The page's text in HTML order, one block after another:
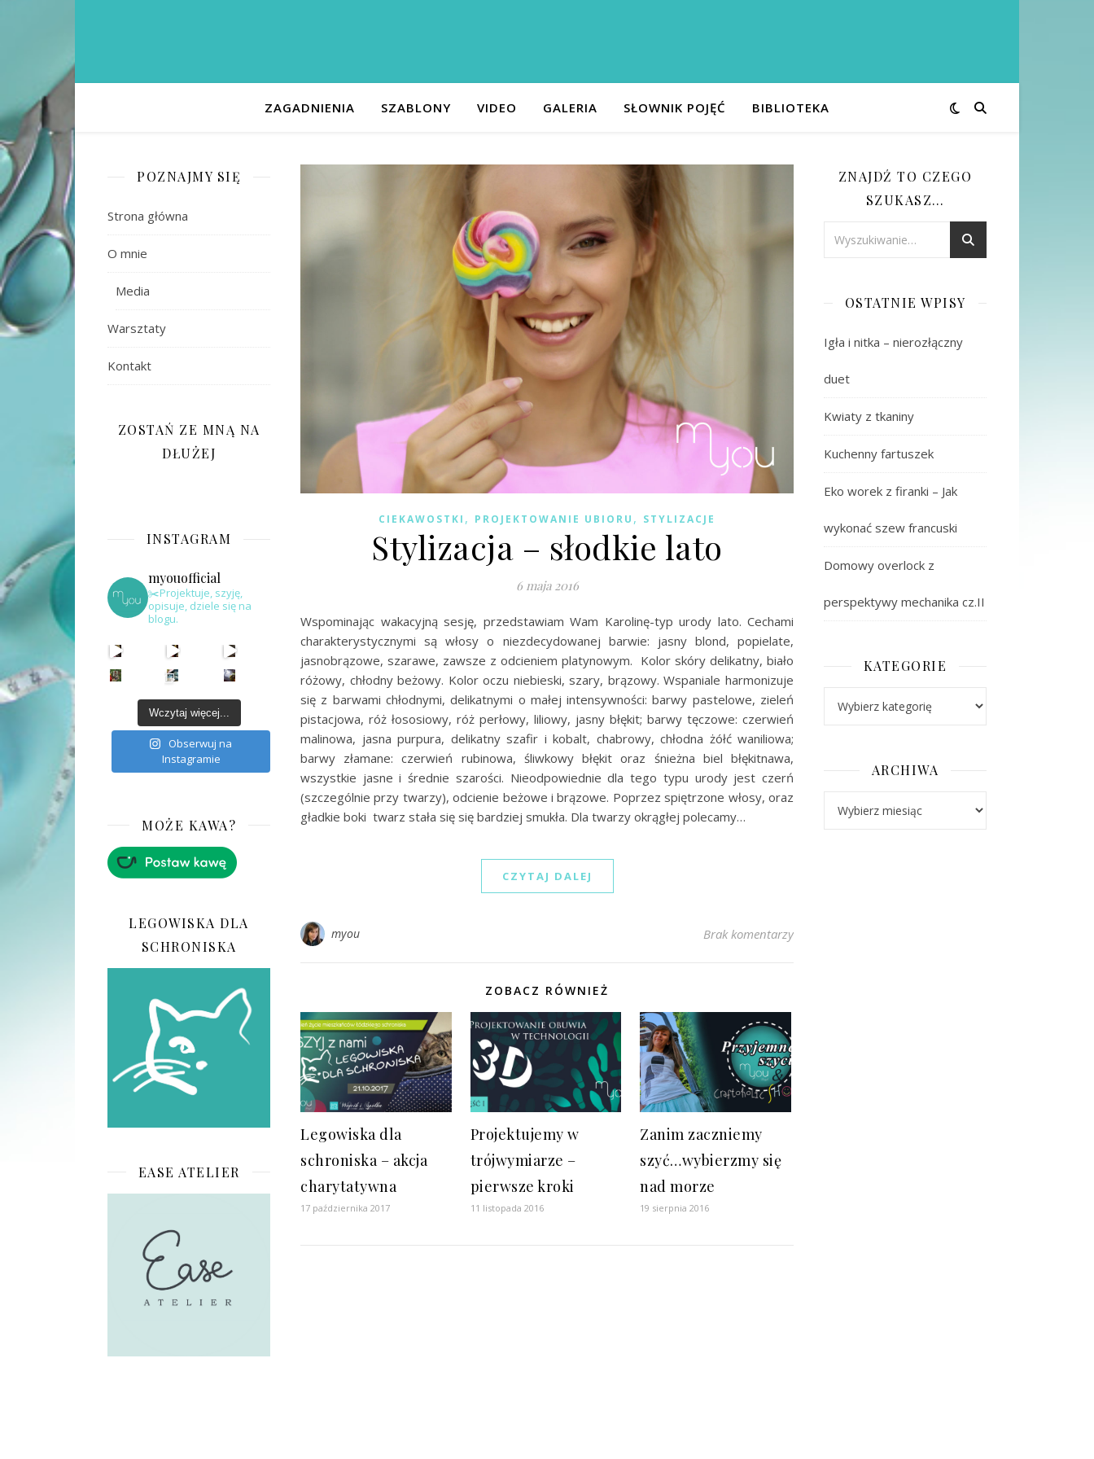
ZAGADNIENIA SZABLONY VIDEO GALERIA SŁOWNIK POJĘĆ BIBLIOTEKA
POZNAJMY SIĘ
Strona główna
O mnie
Media
Warsztaty
Kontakt
ZOSTAŃ ZE MNĄ NA
DŁUŻEJ
INSTAGRAM
myouofficial
✂️Projektuje, szyję,
opisuje, dziele się na
blogu.
Wczytaj więcej...
Obserwuj na
Instagramie
MOŻE KAWA?
LEGOWISKA DLA
SCHRONISKA
EASE ATELIER
CIEKAWOSTKI , PROJEKTOWANIE UBIORU , STYLIZACJE
Stylizacja – słodkie lato
6 maja 2016
Wspominając wakacyjną sesję, przedstawiam Wam Karolinę-typ urody lato. Cechami
charakterystycznymi są włosy o niezdecydowanej barwie: jasny blond, popielate,
jasnobrązowe, szarawe, zawsze z odcieniem platynowym. Kolor skóry delikatny, biało
różowy, chłodny beżowy. Kolor oczu niebieski, szary, brązowy. Wspaniale harmonizuje
się z barwami chłodnymi, delikatnymi o małej intensywności: barwy pastelowe, zieleń
pistacjowa, róż łososiowy, róż perłowy, liliowy, jasny błękit; barwy tęczowe: czerwień
malinowa, jasna purpura, delikatny szafir i kobalt, chabrowy, chłodna żółć waniliowa;
barwy złamane: czerwień rubinowa, śliwkowy błękit oraz śnieżna biel błękitnawa,
wszystkie jasne i średnie szarości. Nieodpowiednie dla tego typu urody jest czerń
(szczególnie przy twarzy), odcienie beżowe i brązowe. Poprzez spiętrzone włosy, oraz
gładkie boki twarz stała się się bardziej smukła. Dla twarzy okrągłej polecamy…
CZYTAJ DALEJ
myou Brak komentarzy
ZOBACZ RÓWNIEŻ
Legowiska dla
schroniska – akcja
charytatywna
17 października 2017
Projektujemy w
trójwymiarze –
pierwsze kroki
11 listopada 2016
Zanim zaczniemy
szyć…wybierzmy się
nad morze
19 sierpnia 2016
ZNAJDŹ TO CZEGO
SZUKASZ…
OSTATNIE WPISY
Igła i nitka – nierozłączny
duet
Kwiaty z tkaniny
Kuchenny fartuszek
Eko worek z firanki – Jak
wykonać szew francuski
Domowy overlock z
perspektywy mechanika cz.II
KATEGORIE
ARCHIWA